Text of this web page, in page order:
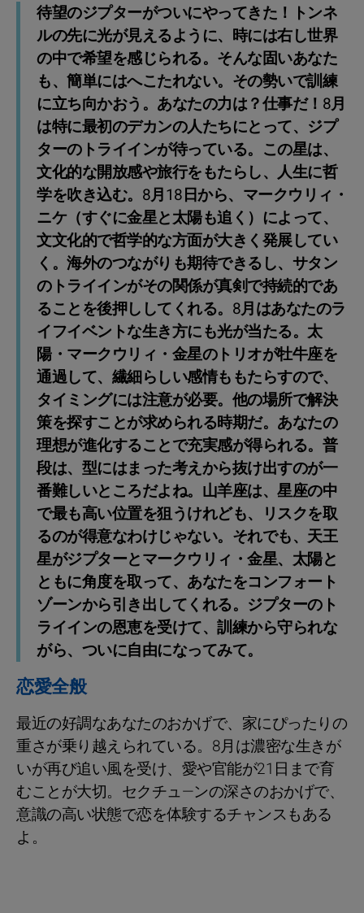
待望のジプターがついにやってきた！トンネ
ルの先に光が見えるように、時には右し世界
の中で希望を感じられる。そんな固いあなた
も、簡単にはへこたれない。その勢いで訓練
に立ち向かおう。あなたの力は？仕事だ！8月
は特に最初のデカンの人たちにとって、ジプ
ターのトライインが待っている。この星は、
文化的な開放感や旅行をもたらし、人生に哲
学を吹き込む。8月18日から、マークウリィ・
ニケ（すぐに金星と太陽も追く）によって、
文文化的で哲学的な方面が大きく発展してい
く。海外のつながりも期待できるし、サタン
のトライインがその関係が真剣で持続的であ
ることを後押ししてくれる。8月はあなたのラ
イフイベントな生き方にも光が当たる。太
陽・マークウリィ・金星のトリオが牡牛座を
通過して、繊細らしい感情ももたらすので、
タイミングには注意が必要。他の場所で解決
策を探すことが求められる時期だ。あなたの
理想が進化することで充実感が得られる。普
段は、型にはまった考えから抜け出すのが一
番難しいところだよね。山羊座は、星座の中
で最も高い位置を狙うけれども、リスクを取
るのが得意なわけじゃない。それでも、天王
星がジプターとマークウリィ・金星、太陽と
ともに角度を取って、あなたをコンフォート
ゾーンから引き出してくれる。ジプターのト
ライインの恩恵を受けて、訓練から守られな
がら、ついに自由になってみて。
恋愛全般
最近の好調なあなたのおかげで、家にぴったりの
重さが乗り越えられている。8月は濃密な生きが
いが再び追い風を受け、愛や官能が21日まで育
むことが大切。セクチュ—ンの深さのおかげで、
意識の高い状態で恋を体験するチャンスもある
よ。